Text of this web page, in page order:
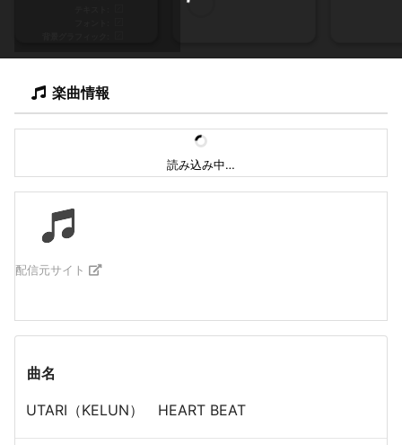
楽曲情報
読み込み中…
配信元サイト
曲名
UTARI（KELUN） HEART BEAT